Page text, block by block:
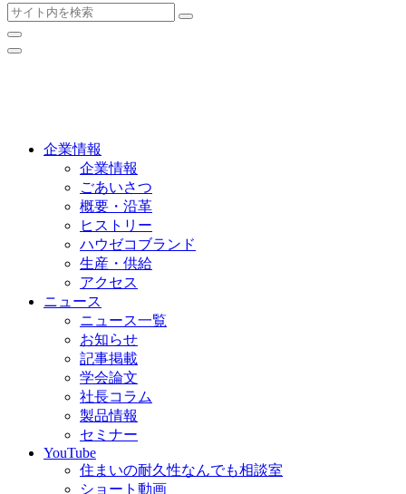
企業情報
企業情報
ごあいさつ
概要・沿革
ヒストリー
ハウゼコブランド
生産・供給
アクセス
ニュース
ニュース一覧
お知らせ
記事掲載
学会論文
社長コラム
製品情報
セミナー
YouTube
住まいの耐久性なんでも相談室
ショート動画